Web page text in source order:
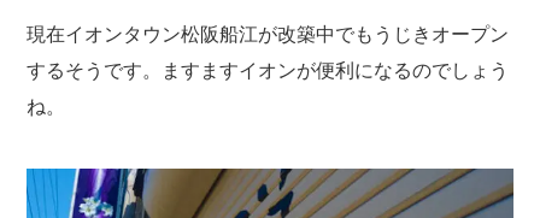
現在イオンタウン松阪船江が改築中でもうじきオープン
するそうです。ますますイオンが便利になるのでしょう
ね。